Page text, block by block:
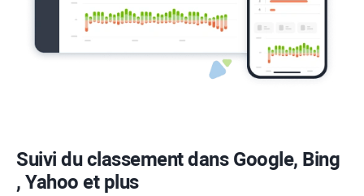
Suivi du classement dans Google, Bing
,Yahoo et plus